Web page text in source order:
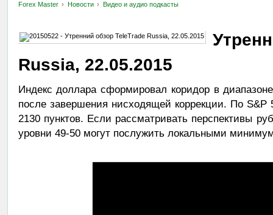
Forex Master Новости Видео и аудио подкасты
Russia, 22.05.2015
Индекс доллара сформировал коридор в
после завершения нисходящей коррекции. По S&P
2130 пунктов. Если рассматривать перспективы
уровни 49-50 могут послужить локальными